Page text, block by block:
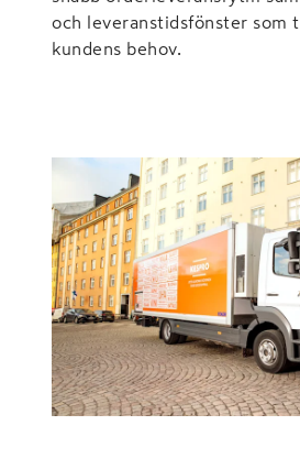
och leveranstidsfönster som
kundens behov.